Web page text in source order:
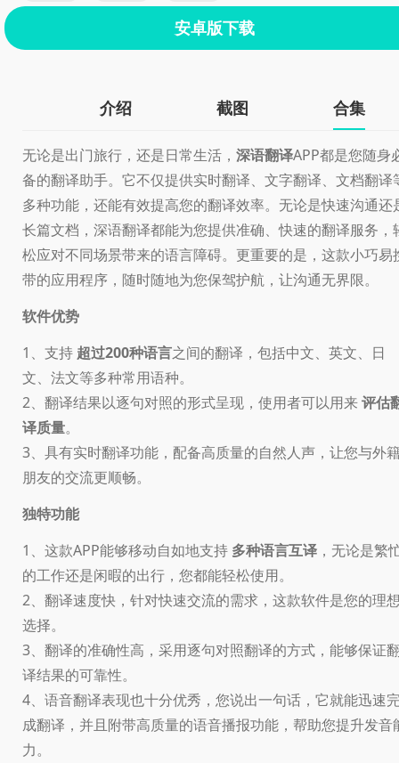
安卓版下载
介绍 截图 合集
无论是出门旅行，还是日常生活， 深语翻译APP都是您随身
备的翻译助手。它不仅提供实时翻译、文字翻译、文档翻译
多种功能，还能有效提高您的翻译效率。无论是快速沟通还
长篇文档，深语翻译都能为您提供准确、快速的翻译服务，
松应对不同场景带来的语言障碍。更重要的是，这款小巧易
带的应用程序，随时随地为您保驾护航，让沟通无界限。
软件优势
1、支持 超过200种语言之间的翻译，包括中文、英文、日
文、法文等多种常用语种。
2、翻译结果以逐句对照的形式呈现，使用者可以用来评估
译质量。
3、具有实时翻译功能，配备高质量的自然人声，让您与外
朋友的交流更顺畅。
独特功能
1、这款APP能够移动自如地支持 多种语言互译 ，无论是繁
的工作还是闲暇的出行，您都能轻松使用。
2、翻译速度快，针对快速交流的需求，这款软件是您的理
选择。
3、翻译的准确性高，采用逐句对照翻译的方式，能够保证
译结果的可靠性。
4、语音翻译表现也十分优秀，您说出一句话，它就能迅速
成翻译，并且附带高质量的语音播报功能，帮助您提升发音
力。